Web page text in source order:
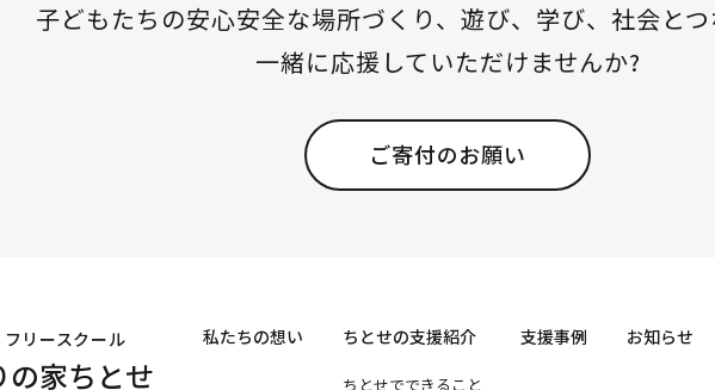
子どもたちの安心安全な場所づくり、 遊び、学び、社会と
一緒に応援していただけませんか?
ご寄付のお願い
リースクール
の家ちとせ
私たちの想い ちとせの支援紹介
ちとせでできること
支援事例 お知らせ